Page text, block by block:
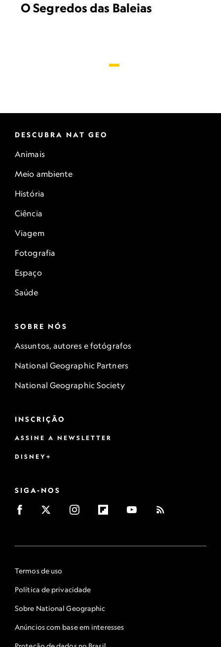
O Segredos das Baleias
DESCUBRA NAT GEO
Animais
Meio ambiente
História
Ciência
Viagem
Fotografia
Espaço
Saúde
SOBRE NÓS
Assuntos, autores e fotógrafos
National Geographic Partners
National Geographic Society
INSCRIÇÃO
ASSINE A NEWSLETTER
DISNEY+
SIGA-NOS
Termos de uso
Política de privacidade
Sobre National Geographic
Anúncios com base em interesses